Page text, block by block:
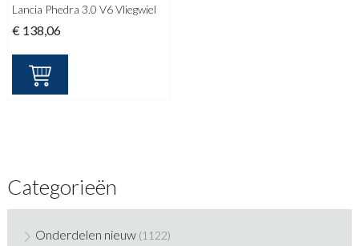
Lancia Phedra 3.0 V6 Vliegwiel
€ 138,06
Categorieën
Onderdelen nieuw (1122)